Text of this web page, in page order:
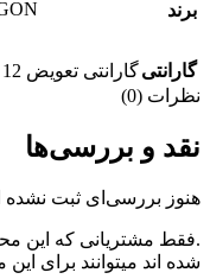
برند
گارانتیگارانتی تعویض 12 ماه TEG
نظرات (0)
نقد و بررسی‌ها
هنوز بررسی‌ای ثبت
.فقط مشتریانی که این
شده اند میتوانند برای